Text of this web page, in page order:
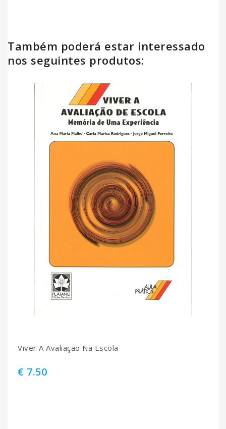
Também poderá estar interessado
nos seguintes produtos:
Viver A Avaliação Na Escola
€ 7.50